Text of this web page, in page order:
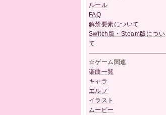
ルール
FAQ
解禁要素について
Switch版・Steam版につい
て
☆ゲーム関連
楽曲一覧
キャラ
エルフ
イラスト
ムービー